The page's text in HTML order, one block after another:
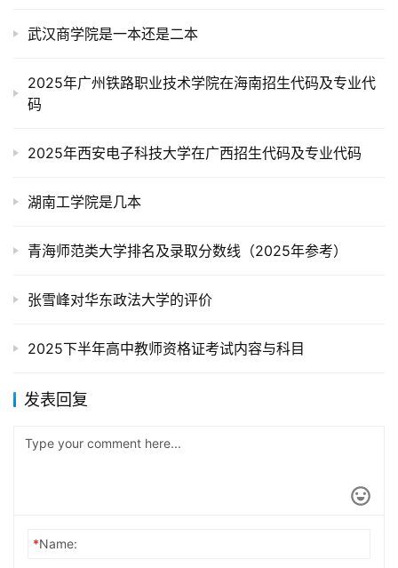
武汉商学院是一本还是二本
2025年广州铁路职业技术学院在海南招生代码及专业代
码
2025年西安电子科技大学在广西招生代码及专业代码
湖南工学院是几本
青海师范类大学排名及录取分数线（2025年参考）
张雪峰对华东政法大学的评价
2025下半年高中教师资格证考试内容与科目
发表回复
*Name: